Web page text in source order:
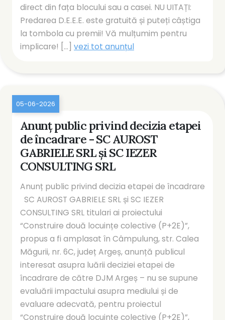
direct din fața blocului sau a casei. NU UITAȚI:
Predarea D.E.E.E. este gratuită și puteți câștiga
la tombola cu premii! Vă mulțumim pentru
implicare! [...] vezi tot anunțul
05-06-2026
Anunț public privind decizia etapei
de încadrare - SC AUROST
GABRIELE SRL și SC IEZER
CONSULTING SRL
Anunț public privind decizia etapei de încadrare
SC AUROST GABRIELE SRL și SC IEZER
CONSULTING SRL titulari ai proiectului
“Construire două locuințe colective (P+2E)”,
propus a fi amplasat în Câmpulung, str. Calea
Măgurii, nr. 6C, județ Argeș, anunță publicul
interesat asupra luării deciziei etapei de
încadrare de către DJM Argeș – nu se supune
evaluării impactului asupra mediului și de
evaluare adecvată, pentru proiectul
“Construire două locuințe colective (P+2E)”,